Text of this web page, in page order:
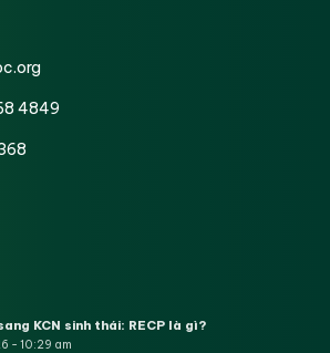
4849
KCN sinh thái: RECP là gì?
- 10:29 am